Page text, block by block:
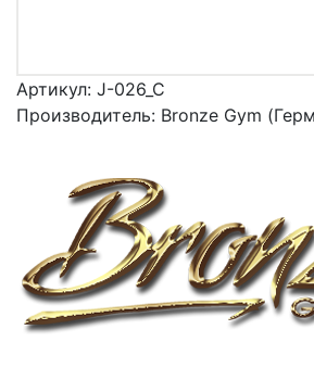
Артикул: J-026_C
Производитель: Bronze Gym